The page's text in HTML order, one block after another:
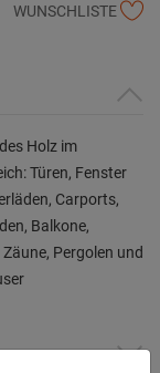
WUNSCHLISTE
Holz im
Türen, Fenster
Carports,
Balkone,
Pergolen und